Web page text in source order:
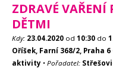
ZDRAVÉ VAŘENÍ
DĚTMI
Kdy: 23.04.2020 od 10:30 do
Oříšek, Farní 368/2, Praha 6
aktivity • Pořadatel: